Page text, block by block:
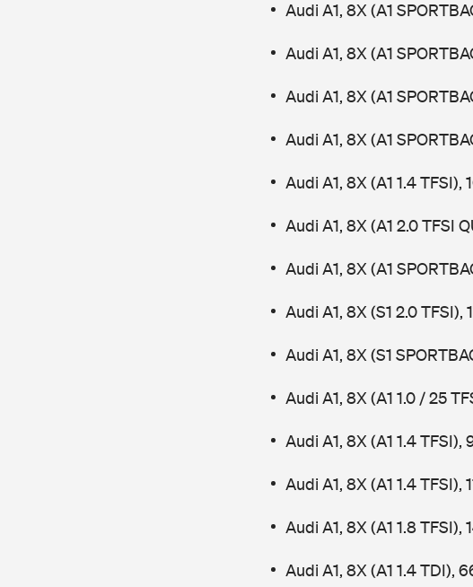
Audi A1, 8X (A1
Audi A1, 8X (A1
Audi A1, 8X (A1
Audi A1, 8X (A1
Audi A1, 8X (A1 1.4
Audi A1, 8X (A1 2.0 TFSI
Audi A1, 8X (A1
Audi A1, 8X (S1 2.0
Audi A1, 8X (S1
Audi A1, 8X (A1 1.0 / 25
Audi A1, 8X (A1 1.4
Audi A1, 8X (A1 1.4 TFSI),
Audi A1, 8X (A1 1.8 TFSI),
Audi A1, 8X (A1 1.4 TDI),